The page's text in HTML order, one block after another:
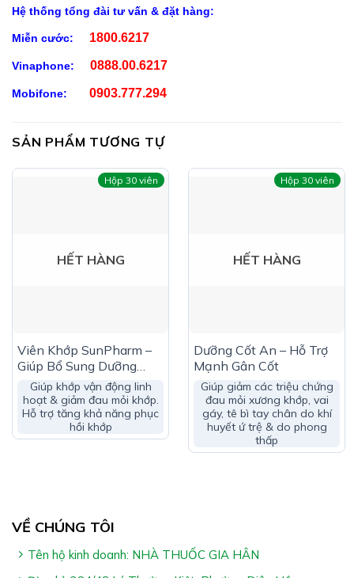
Cốt toái bổ (Drynaria fortunei) 200mg
Thiên niên kiện (Homalomena occulta) 200mg
Bạch chỉ (Angelica dahurica) 200mg
Uy linh tiên (Clematis chinensis) 150mg)
Chondroitin sulfate sodium (≥ 80%) 100mg
(có chứa ≥ 74,23mg Chondroitin sulfate)
magnesium stearate, calcium carbonate), chất bảo quản
hoạt
Hỗ trợ giảm triệu chứng đau khớp, khó vận động do
viêm khớp, thoái hoá khớp
Đối Tượng Sử Dụng KHỚP CỐT THIÊN BẢO:
Hệ thống tổng đài tư vấn & đặt hàng:
Miễn cước: 1800.6217
Vinaphone: 0888.00.6217
Mobifone: 0903.777.294
SẢN PHẨM TƯƠNG TỰ
Hộp 30 viên
HẾT HÀNG
Viên Khớp SunPharm –
Giúp Bổ Sung Dưỡng
Chất Cho Khớp
Giúp khớp vận động linh
hoạt & giảm đau mỏi khớp.
Hỗ trợ tăng khả năng phục
hồi khớp
Hộp 30 viên
HẾT HÀNG
Dưỡng Cốt An – Hỗ Trợ
Mạnh Gân Cốt
Giúp giảm các triệu chứng
đau mỏi xương khớp, vai
gáy, tê bì tay chân do khí
huyết ứ trệ & do phong
thấp
VỀ CHÚNG TÔI
Tên hộ kinh doanh: NHÀ THUỐC GIA HÂN